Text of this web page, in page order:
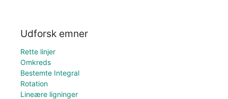
Udforsk emner
Rette linjer
Omkreds
Bestemte Integral
Rotation
Lineære ligninger